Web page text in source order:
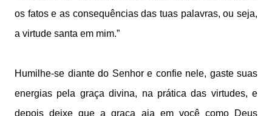
os fatos e as consequências das tuas palavras, ou seja,
a virtude santa em mim.”
Humilhe-se diante do Senhor e confie nele, gaste suas
energias pela graça divina, na prática das virtudes, e
depois deixe que a graça aja em você como Deus